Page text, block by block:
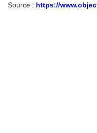
Source : https://